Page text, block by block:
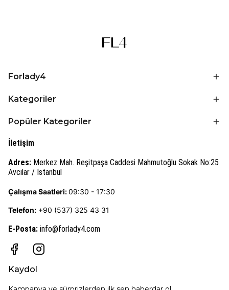
Forlady4
Kategoriler
Popüler Kategoriler
İletişim
Adres: Merkez Mah. Reşitpaşa Caddesi Mahmutoğlu Sokak No:25
Avcılar / İstanbul
Çalışma Saatleri:09:30 - 17:30
Telefon: +90 (537) 325 43 31
E-Posta: info@forlady4.com
Kaydol